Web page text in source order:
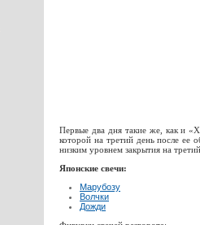
Первые два дня такие же, как и
которой на третий день после ее
низким уровнем закрытия на
Японские свечи:
Марубозу
Волчки
Дожди